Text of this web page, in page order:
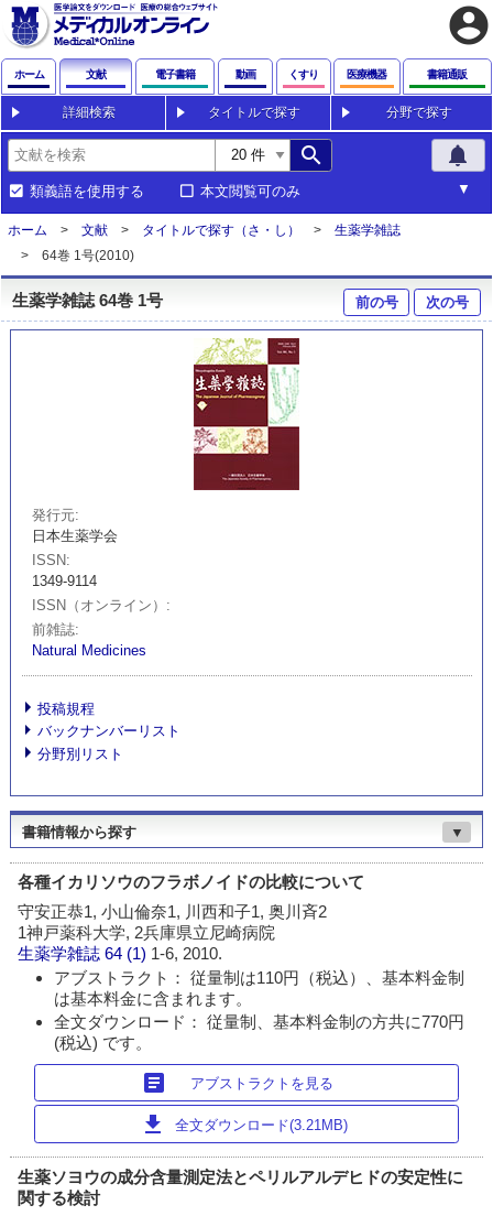
account_circle
ホーム 文献 電子書籍 動画 くすり 医療機器 書籍通販
詳細検索 タイトルで探す 分野で探す
search notifications
類義語を使用する 本文閲覧可のみ
ホーム 文献 タイトルで探す（さ・し）
生薬学雑誌
64巻 1号(2010)
生薬学雑誌 64巻 1号 前の号 次の号
発行元
日本生薬学会
ISSN
1349-9114
ISSN（オンライン）
前雑誌
Natural Medicines
投稿規程
バックナンバーリスト
分野別リスト
書籍情報から探す ▼
各種イカリソウのフラボノイドの比較について
守安正恭1, 小山倫奈1, 川西和子1, 奥川斉2
1神戸薬科大学, 2兵庫県立尼崎病院
生薬学雑誌 64 (1) 1-6, 2010.
アブストラクト： 従量制は110円（税込）、基本料金制
は基本料金に含まれます。
全文ダウンロード： 従量制、基本料金制の方共に770円
(税込) です。
article アブストラクトを見る
download 全文ダウンロード(3.21MB)
生薬ソヨウの成分含量測定法とペリルアルデヒドの安定性に
関する検討